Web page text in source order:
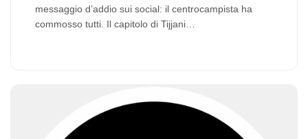
messaggio d’addio sui social: il centrocampista ha
commosso tutti. Il capitolo di Tijjani…